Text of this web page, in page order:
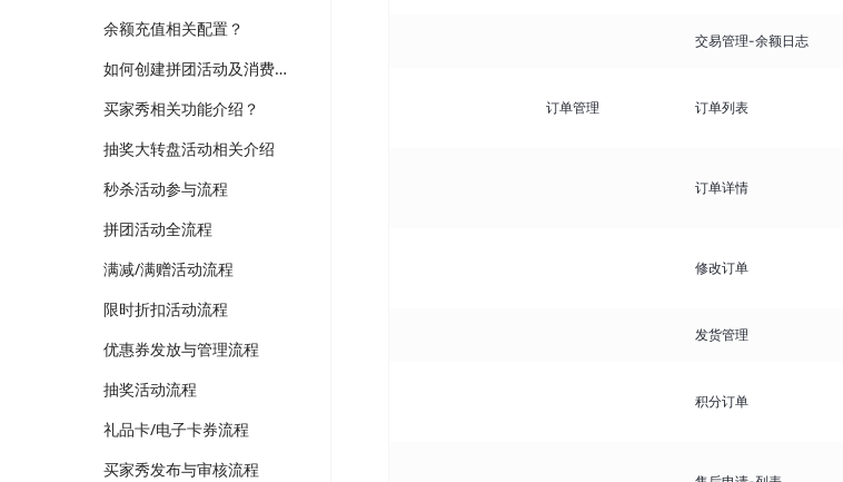
余额充值相关配置？
如何创建拼团活动及消费者如何参团？
买家秀相关功能介绍？
抽奖大转盘活动相关介绍
秒杀活动参与流程
拼团活动全流程
满减/满赠活动流程
限时折扣活动流程
优惠券发放与管理流程
抽奖活动流程
礼品卡/电子卡券流程
买家秀发布与审核流程
交易管理-余额日志
订单管理 订单列表
订单详情
修改订单
发货管理
积分订单